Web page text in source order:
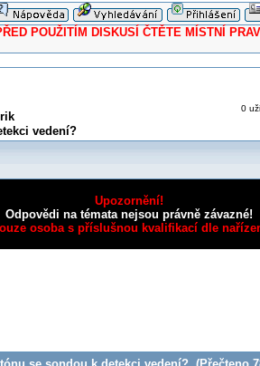
POUŽITÍM DISKUSÍ ČTĚTE MÍSTNÍ
vedení?
0
Upozornění!
Odpovědi na témata nejsou právně závazné!
osoba s příslušnou kvalifikací dle